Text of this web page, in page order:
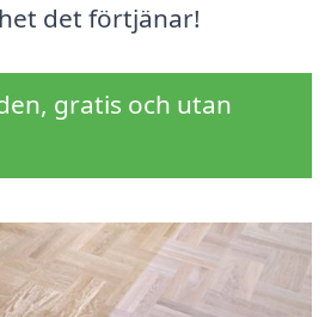
det förtjänar!
gratis och utan